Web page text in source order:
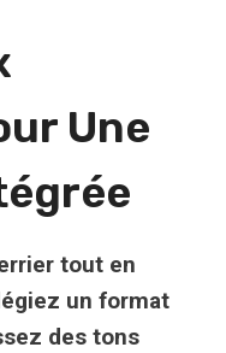
Une
tout en
un format
des tons